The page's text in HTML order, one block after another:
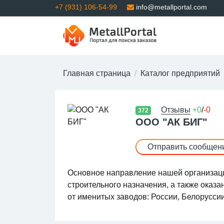
+7 (931) 106-54-99 info@metallportal.com
Главная страница Каталог предприятий
372 Отзывы +0/-0
ООО "АК БИГ"
Отправить
Основное направление нашей
строительного назначения, а также
от именитых заводов: России,